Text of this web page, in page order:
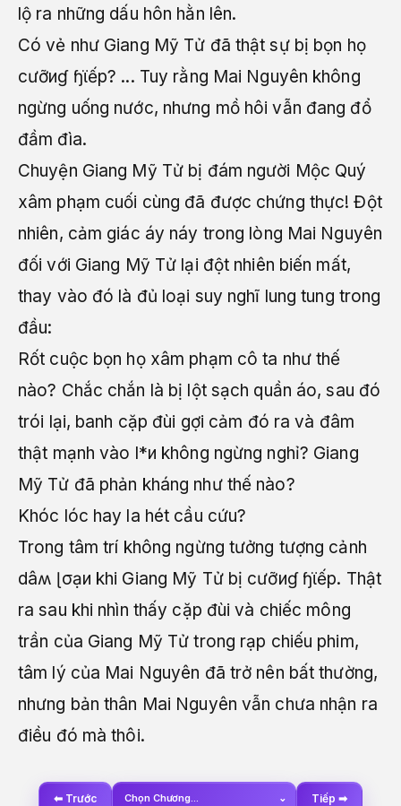
lộ ra những dấu hôn hằn lên.
Có vẻ như Giang Mỹ Tử đã thật sự bị bọn họ
cưỡиɠ ɧϊếp? ... Tuy rằng Mai Nguyên không
ngừng uống nước, nhưng mồ hôi vẫn đang đổ
đầm đìa.
Chuyện Giang Mỹ Tử bị đám người Mộc Quý
xâm phạm cuối cùng đã được chứng thực! Đột
nhiên, cảm giác áy náy trong lòng Mai Nguyên
đối với Giang Mỹ Tử lại đột nhiên biến mất,
thay vào đó là đủ loại suy nghĩ lung tung trong
đầu:
Rốt cuộc bọn họ xâm phạm cô ta như thế
nào? Chắc chắn là bị lột sạch quần áo, sau đó
trói lại, banh cặp đùi gợi cảm đó ra và đâm
thật mạnh vào l*и không ngừng nghỉ? Giang
Mỹ Tử đã phản kháng như thế nào?
Khóc lóc hay la hét cầu cứu?
Trong tâm trí không ngừng tưởng tượng cảnh
dâʍ ɭσạи khi Giang Mỹ Tử bị cưỡиɠ ɧϊếp. Thật
ra sau khi nhìn thấy cặp đùi và chiếc mông
trần của Giang Mỹ Tử trong rạp chiếu phim,
tâm lý của Mai Nguyên đã trở nên bất thường,
nhưng bản thân Mai Nguyên vẫn chưa nhận ra
điều đó mà thôi.
⬅ Trước Chọn Chương... ⌄ Tiếp ➡